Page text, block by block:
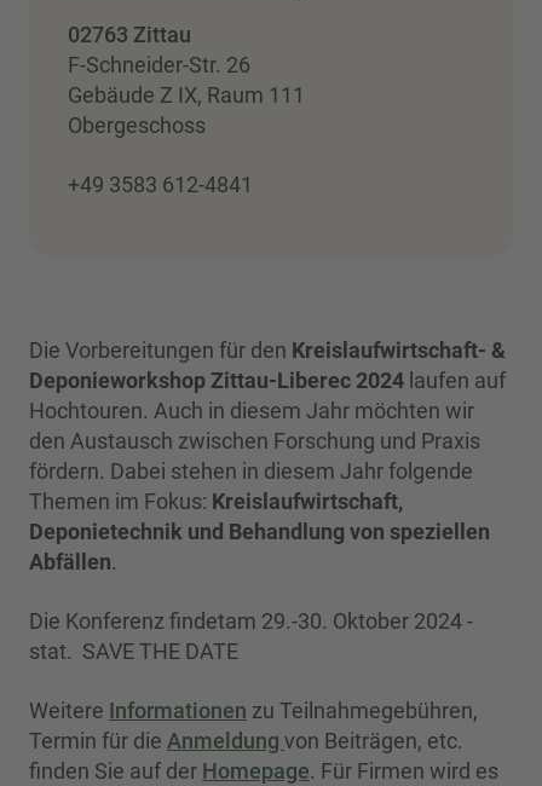
02763 Zittau
F-Schneider-Str. 26
Gebäude Z IX, Raum 111
Obergeschoss
+49 3583 612-4841
Die Vorbereitungen für den Kreislaufwirtschaft- &
Deponieworkshop Zittau-Liberec 2024 laufen auf
Hochtouren. Auch in diesem Jahr möchten wir
den Austausch zwischen Forschung und Praxis
fördern. Dabei stehen in diesem Jahr folgende
Themen im Fokus: Kreislaufwirtschaft,
Deponietechnik und Behandlung von speziellen
Abfällen.
Die Konferenz findetam 29.-30. Oktober 2024 -
stat. SAVE THE DATE
Weitere Informationen zu Teilnahmegebühren,
Termin für die Anmeldung von Beiträgen, etc.
finden Sie auf der Homepage. Für Firmen wird es